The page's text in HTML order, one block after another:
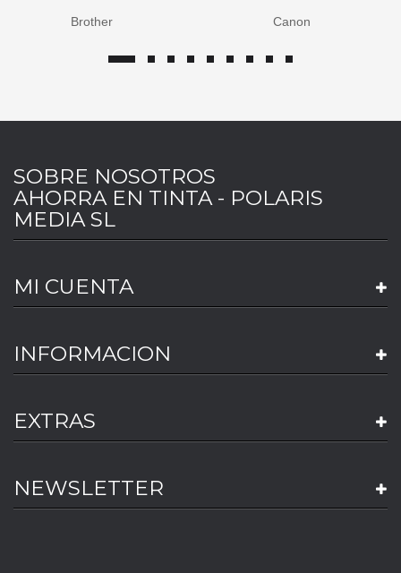
Brother Canon
SOBRE NOSOTROS
AHORRA EN TINTA - POLARIS
MEDIA SL
MI CUENTA
INFORMACION
EXTRAS
NEWSLETTER